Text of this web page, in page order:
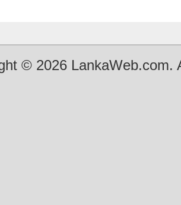
© 2026 LankaWeb.com.